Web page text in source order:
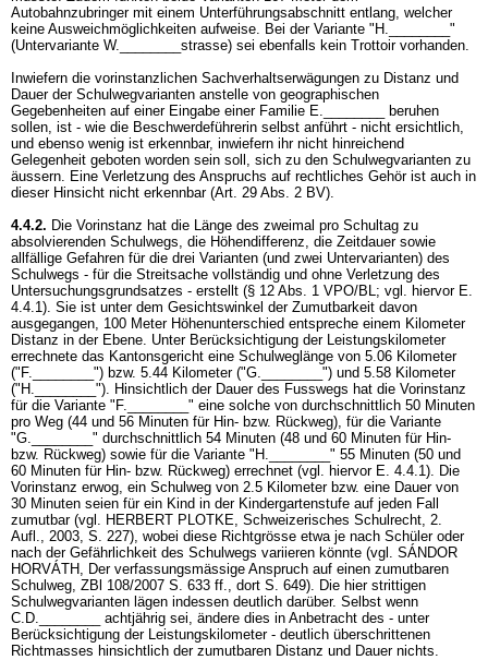
Autobahnzubringer mit einem Unterführungsabschnitt entlang, welcher
keine Ausweichmöglichkeiten aufweise. Bei der Variante "H.________"
(Untervariante W.________strasse) sei ebenfalls kein Trottoir vorhanden.
Inwiefern die vorinstanzlichen Sachverhaltserwägungen zu Distanz und
Dauer der Schulwegvarianten anstelle von geographischen
Gegebenheiten auf einer Eingabe einer Familie E.________ beruhen
sollen, ist - wie die Beschwerdeführerin selbst anführt - nicht ersichtlich,
und ebenso wenig ist erkennbar, inwiefern ihr nicht hinreichend
Gelegenheit geboten worden sein soll, sich zu den Schulwegvarianten zu
äussern. Eine Verletzung des Anspruchs auf rechtliches Gehör ist auch in
dieser Hinsicht nicht erkennbar (Art. 29 Abs. 2 BV).
4.4.2. Die Vorinstanz hat die Länge des zweimal pro Schultag zu
absolvierenden Schulwegs, die Höhendifferenz, die Zeitdauer sowie
allfällige Gefahren für die drei Varianten (und zwei Untervarianten) des
Schulwegs - für die Streitsache vollständig und ohne Verletzung des
Untersuchungsgrundsatzes - erstellt (§ 12 Abs. 1 VPO/BL; vgl. hiervor E.
4.4.1). Sie ist unter dem Gesichtswinkel der Zumutbarkeit davon
ausgegangen, 100 Meter Höhenunterschied entspreche einem Kilometer
Distanz in der Ebene. Unter Berücksichtigung der Leistungskilometer
errechnete das Kantonsgericht eine Schulweglänge von 5.06 Kilometer
("F.________") bzw. 5.44 Kilometer ("G.________") und 5.58 Kilometer
("H.________"). Hinsichtlich der Dauer des Fusswegs hat die Vorinstanz
für die Variante "F.________" eine solche von durchschnittlich 50 Minuten
pro Weg (44 und 56 Minuten für Hin- bzw. Rückweg), für die Variante
"G.________" durchschnittlich 54 Minuten (48 und 60 Minuten für Hin-
bzw. Rückweg) sowie für die Variante "H.________" 55 Minuten (50 und
60 Minuten für Hin- bzw. Rückweg) errechnet (vgl. hiervor E. 4.4.1). Die
Vorinstanz erwog, ein Schulweg von 2.5 Kilometer bzw. eine Dauer von
30 Minuten seien für ein Kind in der Kindergartenstufe auf jeden Fall
zumutbar (vgl. HERBERT PLOTKE, Schweizerisches Schulrecht, 2.
Aufl., 2003, S. 227), wobei diese Richtgrösse etwa je nach Schüler oder
nach der Gefährlichkeit des Schulwegs variieren könnte (vgl. SÁNDOR
HORVÁTH, Der verfassungsmässige Anspruch auf einen zumutbaren
Schulweg, ZBl 108/2007 S. 633 ff., dort S. 649). Die hier strittigen
Schulwegvarianten lägen indessen deutlich darüber. Selbst wenn
C.D.________ achtjährig sei, ändere dies in Anbetracht des - unter
Berücksichtigung der Leistungskilometer - deutlich überschrittenen
Richtmasses hinsichtlich der zumutbaren Distanz und Dauer nichts.